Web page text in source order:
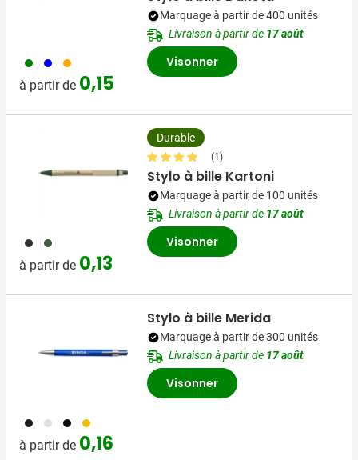
004 005 007
à partir de 0,15
Marquage à partir de 400 unités
Livraison à partir de 17 août
Visonner
001 004
à partir de 0,13
Durable
(1)
Stylo à bille Kartoni
Marquage à partir de 100 unités
Livraison à partir de 17 août
Visonner
001 002 005 006
à partir de 0,16
Stylo à bille Merida
Marquage à partir de 300 unités
Livraison à partir de 17 août
Visonner